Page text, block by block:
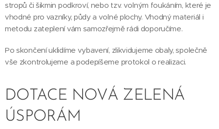
stropů či šikmin podkroví, nebo tzv. volným foukáním, které je
vhodné pro vazníky, půdy a volné plochy. Vhodný materiál i
metodu zateplení vám samozřejmě rádi doporučíme.
Po skončení uklidíme vybavení, zlikvidujeme obaly, společně
vše zkontrolujeme a podepíšeme protokol o realizaci.
DOTACE NOVÁ ZELENÁ
ÚSPORÁM